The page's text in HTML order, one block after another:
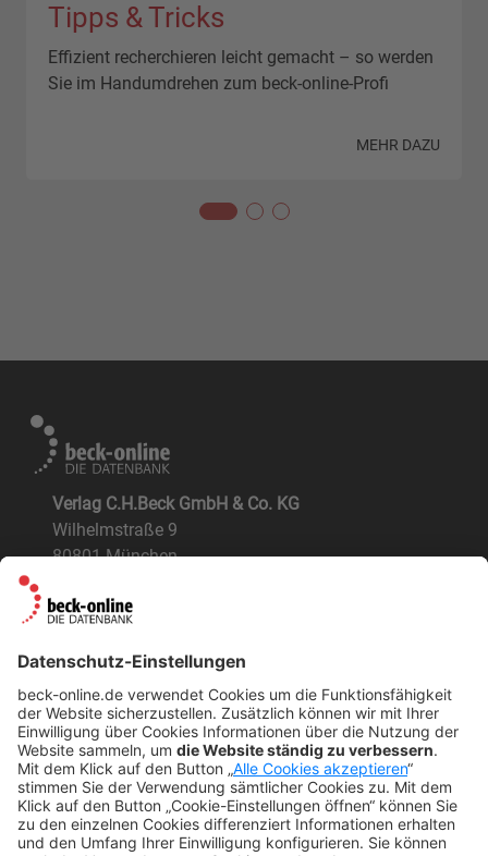
Tipps & Tricks
Effizient recherchieren leicht gemacht – so werden
Sie im Handumdrehen zum beck-online-Profi
MEHR DAZU
Verlag C.H.Beck GmbH & Co. KG
Wilhelmstraße 9
80801 München
Der Verlag
Nachhaltigkeit
NÜTZLICHES
FAQs
Tipps & Tricks
Newsletter
Abo kündigen
Widerruf
SONSTIGES